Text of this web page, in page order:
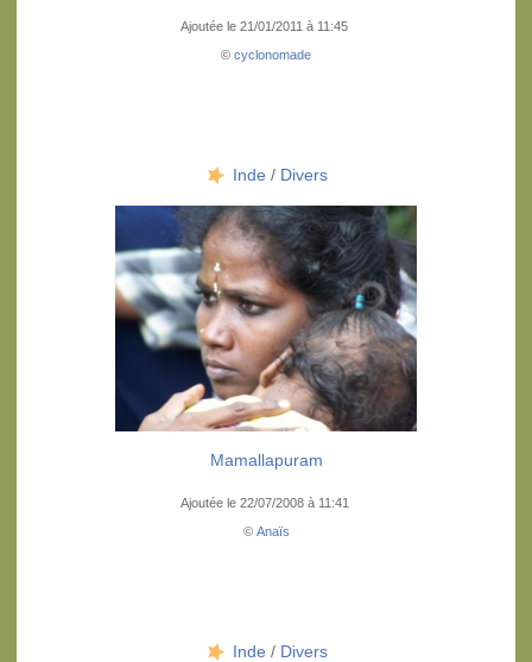
Ajoutée le 21/01/2011 à 11:45
© cyclonomade
Inde / Divers
Mamallapuram
Ajoutée le 22/07/2008 à 11:41
© Anaïs
Inde / Divers